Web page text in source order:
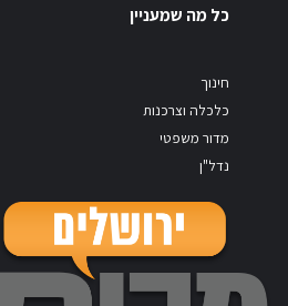
כל מה שמעניין
חינוך
כלכלה וצרכנות
מדור משפטי
נדל"ן